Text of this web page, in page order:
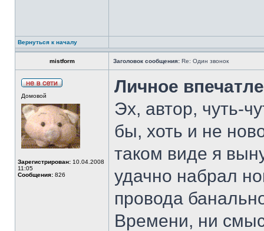
Вернуться к началу
mistform Заголовок сообщения: Re: Один звонок
Домовой
Зарегистрирован: 10.04.2008
11:05
Сообщения: 826
Личное
Эх, автор, чуть-
бы, хоть и не
таком виде я
удачно набрал
провода
Времени, ни